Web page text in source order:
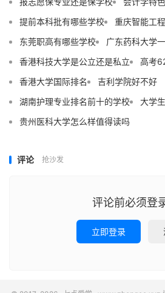
提前本科批有哪些学校
重庆智能工
东莞职高有哪些学校
广东药科大学
香港科技大学是公立还是私立
高考
香港大学国际排名
吉利学院好不好
湖南护理专业排名前十的学校
大学
贵州医科大学怎么样值得读吗
评论 抢沙发
评论前必须登
立即登录